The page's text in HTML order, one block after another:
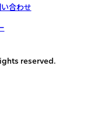
合わせ
reserved.